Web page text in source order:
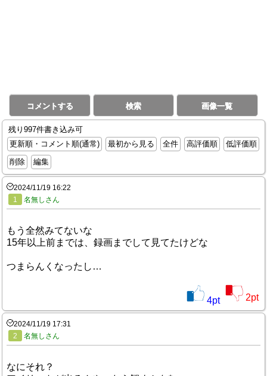
コメントする 検索 画像一覧
残り997件書き込み可
更新順・コメント順(通常)
最初から見る 全件 高評価順
低評価順
削除
編集
2024/11/19 16:22
1
名無しさん
もう全然みてないな
15年以上前までは、録画までして見てたけどな
つまらんくなったし…
4pt 2pt
2024/11/19 17:31
2
名無しさん
なにそれ？